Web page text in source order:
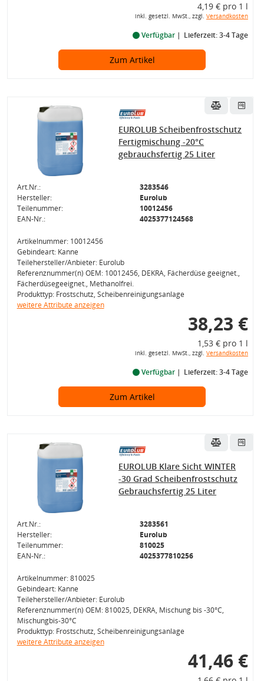
4,19 € pro 1 l
inkl. gesetzl. MwSt., zzgl. Versandkosten
Verfügbar Lieferzeit: 3-4 Tage
Zum Artikel
EUROLUB Scheibenfrostschutz
Fertigmischung -20°C
gebrauchsfertig 25 Liter
Art.Nr.:
3283546
Hersteller:
Eurolub
Teilenummer:
10012456
EAN-Nr.:
4025377124568
Artikelnummer: 10012456
Gebindeart: Kanne
Teilehersteller/Anbieter: Eurolub
Referenznummer(n) OEM: 10012456, DEKRA, Fächerdüse geeignet.,
Fächerdüsegeeignet., Methanolfrei.
Produkttyp: Frostschutz, Scheibenreinigungsanlage
weitere Attribute anzeigen
38,23 €
1,53 € pro 1 l
inkl. gesetzl. MwSt., zzgl. Versandkosten
Verfügbar Lieferzeit: 3-4 Tage
Zum Artikel
EUROLUB Klare Sicht WINTER
-30 Grad Scheibenfrostschutz
Gebrauchsfertig 25 Liter
Art.Nr.:
3283561
Hersteller:
Eurolub
Teilenummer:
810025
EAN-Nr.:
4025377810256
Artikelnummer: 810025
Gebindeart: Kanne
Teilehersteller/Anbieter: Eurolub
Referenznummer(n) OEM: 810025, DEKRA, Mischung bis -30°C,
Mischungbis-30°C
Produkttyp: Frostschutz, Scheibenreinigungsanlage
weitere Attribute anzeigen
41,46 €